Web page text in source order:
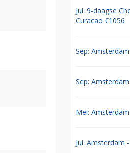
Jul: 9-daagse
Curacao €1056
Sep:
Sep:
Mei:
Jul: Amsterdam